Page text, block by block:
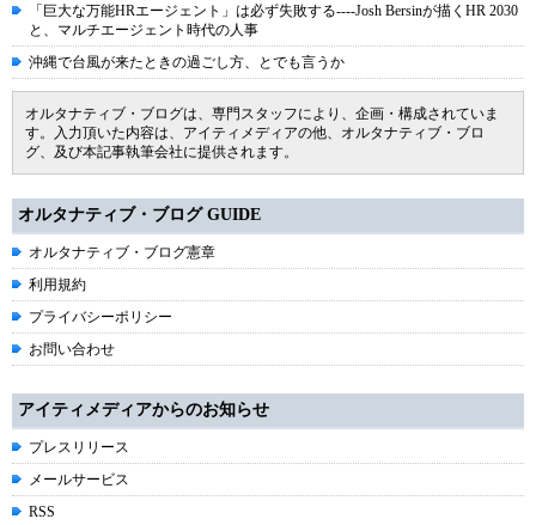
「巨大な万能HRエージェント」は必ず失敗する----Josh Bersinが描くHR 2030
と、マルチエージェント時代の人事
沖縄で台風が来たときの過ごし方、とでも言うか
オルタナティブ・ブログは、専門スタッフにより、企画・構成されていま
す。入力頂いた内容は、アイティメディアの他、オルタナティブ・ブロ
グ、及び本記事執筆会社に提供されます。
オルタナティブ・ブログ GUIDE
オルタナティブ・ブログ憲章
利用規約
プライバシーポリシー
お問い合わせ
アイティメディアからのお知らせ
プレスリリース
メールサービス
RSS